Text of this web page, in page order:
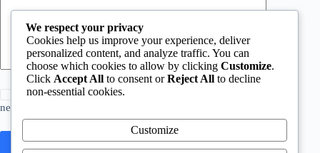
Save my name, email and website in this browser for the
next time I comment.
Post Comment
We respect your privacy
Cookies help us improve your experience, deliver
personalized content, and analyze traffic. You can
choose which cookies to allow by clicking Customize.
Click Accept All to consent orReject All to decline
non-essential cookies.
Customize